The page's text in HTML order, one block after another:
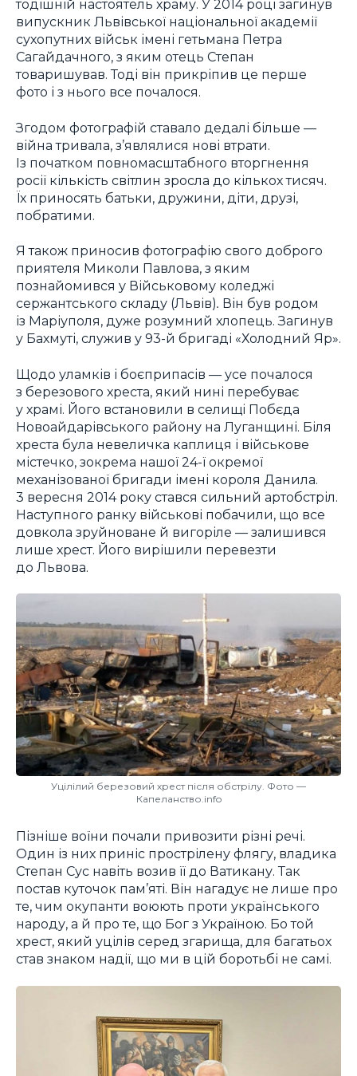
тодішній настоятель храму. У 2014 році загинув
випускник Львівської національної академії
сухопутних військ імені гетьмана Петра
Сагайдачного, з яким отець Степан
товаришував. Тоді він прикріпив це перше
фото і з нього все почалося.
Згодом фотографій ставало дедалі більше —
війна тривала, з’являлися нові втрати.
Із початком повномасштабного вторгнення
росії кількість світлин зросла до кількох тисяч.
Їх приносять батьки, дружини, діти, друзі,
побратими.
Я також приносив фотографію свого доброго
приятеля Миколи Павлова, з яким
познайомився у Військовому коледжі
сержантського складу (Львів). Він був родом
із Маріуполя, дуже розумний хлопець. Загинув
у Бахмуті, служив у 93-й бригаді «Холодний Яр».
Щодо уламків і боєприпасів — усе почалося
з березового хреста, який нині перебуває
у храмі. Його встановили в селищі Побєда
Новоайдарівського району на Луганщині. Біля
хреста була невеличка каплиця і військове
містечко, зокрема нашої 24-ї окремої
механізованої бригади імені короля Данила.
3 вересня 2014 року стався сильний артобстріл.
Наступного ранку військові побачили, що все
довкола зруйноване й вигоріле — залишився
лише хрест. Його вирішили перевезти
до Львова.
Уцілілий березовий хрест після обстрілу. Фото —
Капеланство.info
Пізніше воїни почали привозити різні речі.
Один із них приніс прострілену флягу, владика
Степан Сус навіть возив її до Ватикану. Так
постав куточок пам’яті. Він нагадує не лише про
те, чим окупанти воюють проти українського
народу, а й про те, що Бог з Україною. Бо той
хрест, який уцілів серед згарища, для багатьох
став знаком надії, що ми в цій боротьбі не самі.